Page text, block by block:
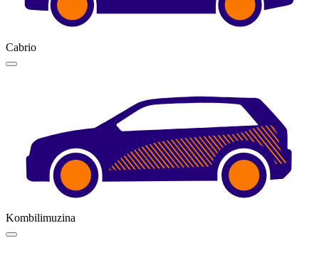
Cabrio
Kombilimuzina